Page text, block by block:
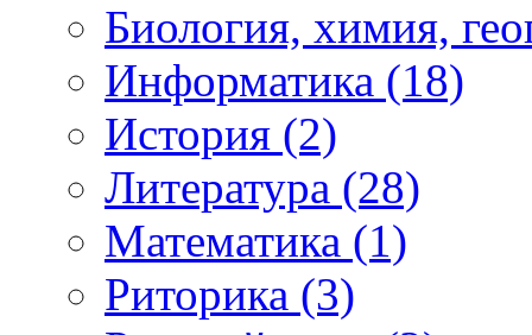
Биология, химия,
Информатика (18)
История (2)
Литература (28)
Математика (1)
Риторика (3)